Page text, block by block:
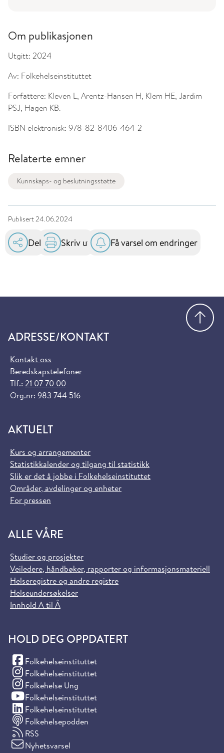
Om publikasjonen
Utgitt: 2024
Av: Folkehelseinstituttet
Forfattere: Kleven L, Arentz-Hansen H, Klem HE, Jardim
PSJ, Hagen KB.
ISBN elektronisk: 978-82-8406-464-2
Relaterte emner
Kunnskaps- og beslutningsstøtte
Publisert24.06.2024
Del Skriv ut Få varsel om endringer
ADRESSE/KONTAKT
Kontakt oss
Beredskapstelefoner
Tlf.: 21 07 70 00
Org.nr: 983 744 516
AKTUELT
Kurs og arrangementer
Statistikkalender og tilgang til statistikk
Slik er det å jobbe i Folkehelseinstituttet
Områder, avdelinger og enheter
For pressen
ALLE VÅRE
Studier og prosjekter
Veiledere, håndbøker, rapporter og informasjonsmateriell
Helseregistre og andre registre
Helseundersøkelser
Innhold A til Å
HOLD DEG OPPDATERT
Folkehelseinstituttet
(Facebook)
Folkehelseinstituttet
(Instagram)
Folkehelse Ung
(Instagram)
Folkehelseinstituttet
(YouTube)
Folkehelseinstituttet
(LinkedIn)
Folkehelsepodden
RSS
Nyhetsvarsel